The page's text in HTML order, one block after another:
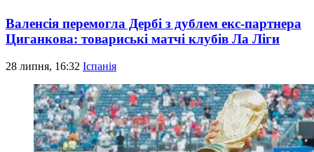
Валенсія перемогла Дербі з дублем екс-партнера
Циганкова: товариські матчі клубів Ла Ліги
28 липня, 16:32 Іспанія